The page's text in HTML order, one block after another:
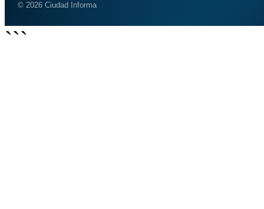
© 2026 Ciudad Informa
```